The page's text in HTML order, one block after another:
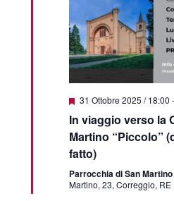
Featured
31 Ottobre 2025 / 18:00 -
In viaggio verso la
Martino “Piccolo”
fatto)
Parrocchia di San
Martino, 23, Correggio, RE